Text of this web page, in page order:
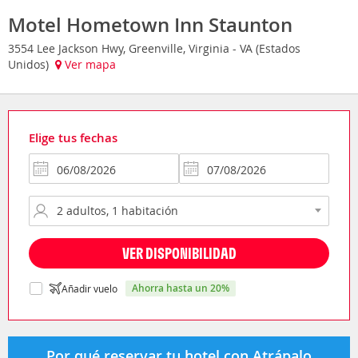
Motel Hometown Inn Staunton
3554 Lee Jackson Hwy, Greenville, Virginia - VA (Estados
Unidos)
Ver mapa
Elige tus fechas
VER DISPONIBILIDAD
Añadir vuelo ahorra hasta un 20%